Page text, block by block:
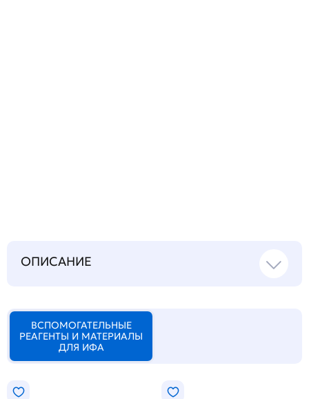
ОПИСАНИЕ
ВСПОМОГАТЕЛЬНЫЕ
РЕАГЕНТЫ И МАТЕРИАЛЫ
ДЛЯ ИФА